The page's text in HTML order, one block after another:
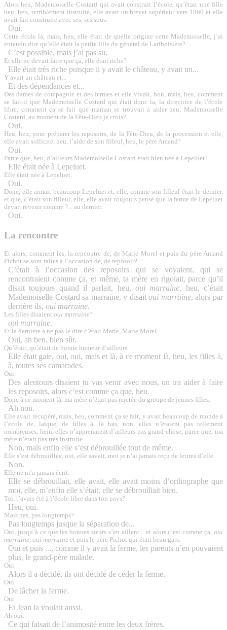
Alors heu, Mademoiselle Costard qui avait construit l’école, qu’était une fille
heu, heu, terriblement instruite, elle avait un brevet supérieur vers 1860 et elle
avait fait construire avec ses, ses sous.
Oui.
Cette école là, mais, heu, elle était de quelle origine cette Mademoiselle, j’ai
entendu dire qu’elle était la petite fille du général de Lariboisière?
C’est possible, mais j’ai pas su.
Et elle ne devait faire que ça, elle était riche?
Elle était très riche puisque il y avait le château, y avait un...
Y avait un château et...
Et des dépendances et...
Des dames de compagnie et des fermes et elle vivait, bon, mais, heu, comment
se fait-il que Mademoiselle Costard qui était donc la, la directrice de l’école
libre, comment ça se fait que maman se trouvait à aider heu, Mademoiselle
Costard, au moment de la Fête-Dieu je crois?
Oui.
Heu, heu, pour préparer les reposoirs, de la Fête-Dieu, de la procession et elle,
elle avait sollicité, heu, l’aide de son filleul, heu, le père Amand?
Oui.
Parce que, heu, d’ailleurs Mademoiselle Costard était bien née à Lepeluet?
Elle était née à Lepeluet.
Elle était née à Lepeluet.
Oui.
Donc, elle aimait beaucoup Lepeluet et, elle, comme son filleul était le dernier,
et que, c’était son filleul, elle, elle avait toujours pensé que la ferme de Lepeluet
devait revenir comme ?... au dernier.
Oui.
La rencontre
Et alors, comment les, la rencontre de, de Marie Morel et puis du père Amand
Pichot se sont faites à l’occasion de, de reposoir?
C’était à l’occasion des reposoirs qui se voyaient, qui se
rencontraient comme ça, et même, ta mère en rigolait, parce qu’il
disait toujours quand il parlait, heu, oui marraine, heu, c’était
Mademoiselle Costard sa marraine, y disaitoui marraine, alors par
derrière ils, oui marraine.
Les filles disaient oui marraine?
oui marraine.
Et la dernière à ne pas le dire c’était Marie, Marie Morel.
Oui, ah ben, bien sûr.
Qu’était, qu’était de bonne humeur d’ailleurs.
Elle était gaie, oui, oui, mais et là, à ce moment là, heu, les filles à,
à, toutes ses camarades.
Oui.
Des alentours disaient tu vas venir avec nous, on ira aider à faire
les reposoirs, alors c’est comme ça que, heu.
Donc à ce moment là, ma mère n’était pas rejetée du groupe de jeunes filles.
Ah non.
Elle avait récupéré, mais, heu, comment ça se fait, y avait beaucoup de monde à
l’école de, laïque, de filles à, là bas, non, elles n’étaient pas tellement
nombreuses, hein, elles n’apprenaient d’ailleurs pas grand-chose, parce que, ma
mère n’était pas très instruite.
Non, mais enfin elle s’est débrouillée tout de même.
Elle s’est débrouillée, oui, elle savait, moi je n’ai jamais reçu de lettres d’elle.
Non.
Elle ne m’a jamais écrit.
Elle se débrouillait, elle avait, elle avait moins d’orthographe que
moi, elle, m’enfin elle s’était, elle se débrouillait bien.
Toi, t’avais été à l’école libre dans ton pays?
Heu, oui.
Mais pas, pas longtemps?
Pas longtemps jusque la séparation de...
Oui, jusqu’à ce que les bonnes sœurs s’en aillent... et alors c’est comme ça, oui
marraine, oui marraine et puis le père Pichot qui était beau gars.
Oui et puis ..., comme il y avait la ferme, les parents n’en pouvaient
plus, le grand-père malade.
Oui.
Alors il a décidé, ils ont décidé de céder la ferme.
Oui.
De lâcher la ferme.
Oui.
Et Jean la voulait aussi.
Ah oui.
Ce qui faisait de l’animosité entre les deux frères.